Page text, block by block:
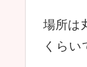
場所は
くらい